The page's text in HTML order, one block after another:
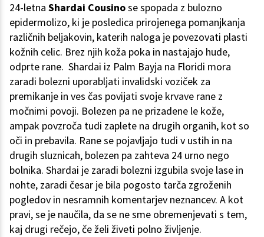
24-letna Shardai Cousinose spopada z bulozno
epidermolizo, ki je posledica prirojenega pomanjkanja
različnih beljakovin, katerih naloga je povezovati plasti
kožnih celic. Brez njih koža poka in nastajajo hude,
odprte rane. Shardai iz Palm Bayja na Floridi mora
zaradi bolezni uporabljati invalidski voziček za
premikanje in ves čas povijati svoje krvave rane z
močnimi povoji. Bolezen pa ne prizadene le kože,
ampak povzroča tudi zaplete na drugih organih, kot so
oči in prebavila. Rane se pojavljajo tudi v ustih in na
drugih sluznicah, bolezen pa zahteva 24 urno nego
bolnika. Shardai je zaradi bolezni izgubila svoje lase in
nohte, zaradi česar je bila pogosto tarča zgroženih
pogledov in nesramnih komentarjev neznancev. A kot
pravi, se je naučila, da se ne sme obremenjevati s tem,
kaj drugi rečejo, če želi živeti polno življenje.